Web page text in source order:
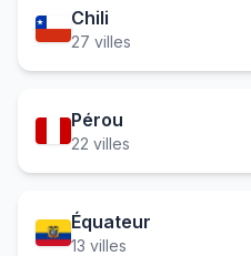
Chili
27 villes
Pérou
22 villes
Équateur
13 villes